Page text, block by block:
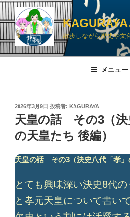
コ
ン
テ
ン
ツ
散歩しながら歴史や文
メニュー
投
稿
日:
2026年3月9日 投稿者: KAGURAYA
天皇の話 その3（決
の天皇たち 後編）
天皇の話 その3（決史八代「孝」
とても興味深い決史8代
と孝元天皇について書い